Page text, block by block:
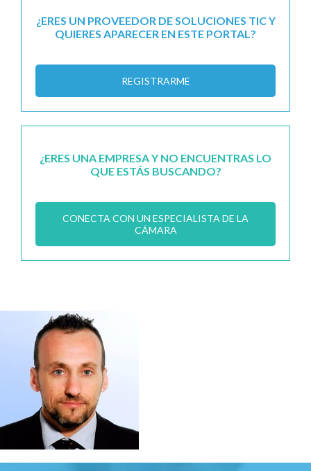
¿ERES UN PROVEEDOR DE SOLUCIONES TIC Y
QUIERES APARECER EN ESTE PORTAL?
REGISTRARME
¿ERES UNA EMPRESA Y NO ENCUENTRAS LO
QUE ESTÁS BUSCANDO?
CONECTA CON UN ESPECIALISTA DE LA
CÁMARA